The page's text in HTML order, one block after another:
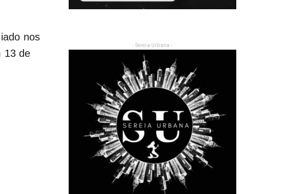
nos
13 de
- Sereia Urbana -